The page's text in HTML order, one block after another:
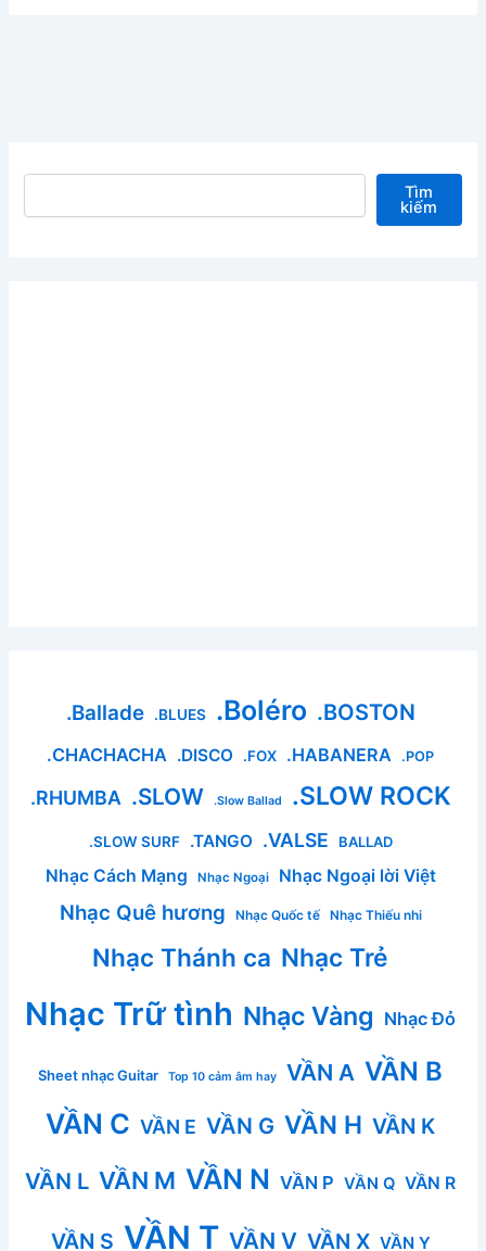
Tìm kiếm Tìm
kiếm
.Ballade .BLUES .Boléro .BOSTON
.CHACHACHA .DISCO .FOX .HABANERA .POP
.RHUMBA .SLOW .Slow Ballad .SLOW ROCK
.SLOW SURF .TANGO .VALSE BALLAD
Nhạc Cách Mạng Nhạc Ngoại Nhạc Ngoại lời Việt
Nhạc Quê hương Nhạc Quốc tế Nhạc Thiếu nhi
Nhạc Thánh ca Nhạc Trẻ
Nhạc Trữ tình Nhạc Vàng Nhạc Đỏ
Sheet nhạc Guitar Top 10 cảm âm hay VẦN A VẦN B
VẦN C VẦN E VẦN G VẦN H VẦN K
VẦN L VẦN M VẦN N VẦN P VẦN Q VẦN R
VẦN S VẦN T VẦN V VẦN X VẦN Y